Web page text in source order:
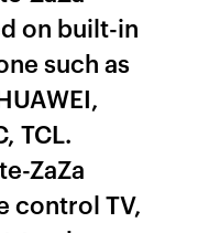
on built-in
such as
TCL.
ZaZa
control TV,